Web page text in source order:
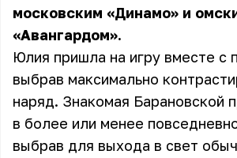
московским «Динамо» и
«Авангардом».
Юлия пришла на игру вместе с
выбрав максимально
наряд. Знакомая Барановской
в более или менее
выбрав для выхода в свет